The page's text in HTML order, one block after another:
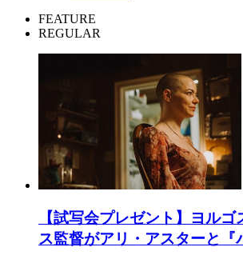
FEATURE
REGULAR
【試写会プレゼント】ヨル
ス監督がアリ・アスターと『